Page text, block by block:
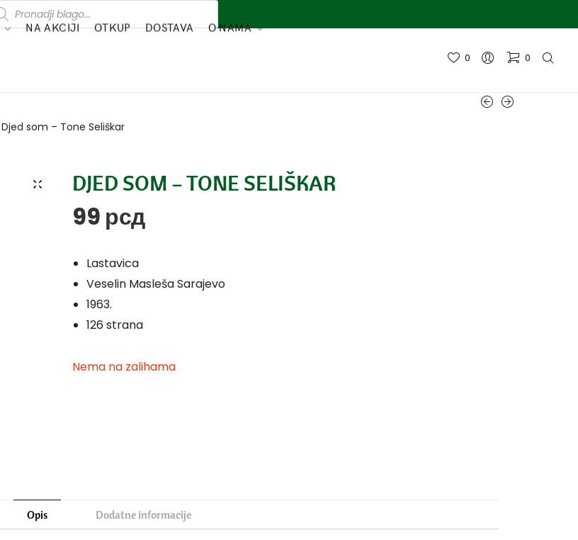
NA AKCIJI OTKUP DOSTAVA O NAMA
0 0
Djed som – Tone Seliškar
DJED SOM – TONE SELIŠKAR
99 рсд
Lastavica
Veselin Masleša Sarajevo
1963.
126 strana
Nema na zalihama
Opis Dodatne informacije